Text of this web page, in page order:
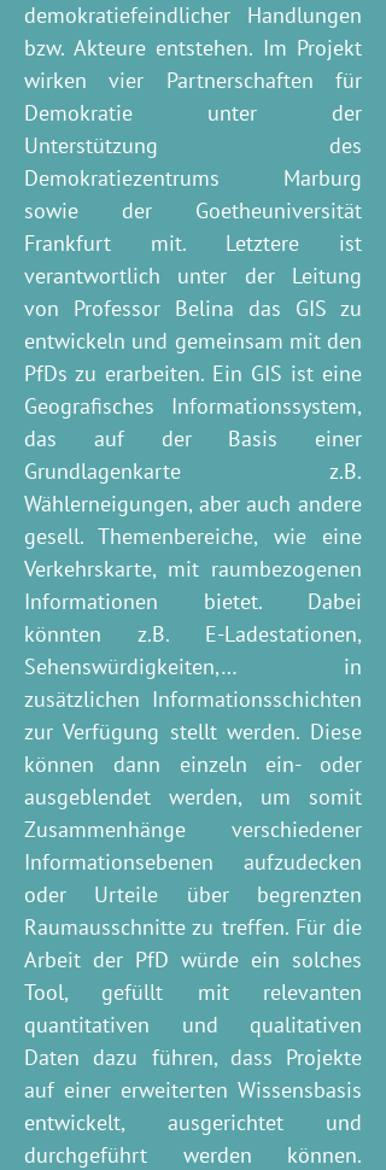
demokratiefeindlicher Handlungen
bzw. Akteure entstehen. Im Projekt
wirken vier Partnerschaften für
Demokratie unter der
Unterstützung des
Demokratiezentrums Marburg
sowie der Goetheuniversität
Frankfurt mit. Letztere ist
verantwortlich unter der Leitung
von Professor Belina das GIS zu
entwickeln und gemeinsam mit den
PfDs zu erarbeiten. Ein GIS ist eine
Geografisches Informationssystem,
das auf der Basis einer
Grundlagenkarte z.B.
Wählerneigungen, aber auch andere
gesell. Themenbereiche, wie eine
Verkehrskarte, mit raumbezogenen
Informationen bietet. Dabei
könnten z.B. E-Ladestationen,
Sehenswürdigkeiten,… in
zusätzlichen Informationsschichten
zur Verfügung stellt werden. Diese
können dann einzeln ein- oder
ausgeblendet werden, um somit
Zusammenhänge verschiedener
Informationsebenen aufzudecken
oder Urteile über begrenzten
Raumausschnitte zu treffen. Für die
Arbeit der PfD würde ein solches
Tool, gefüllt mit relevanten
quantitativen und qualitativen
Daten dazu führen, dass Projekte
auf einer erweiterten Wissensbasis
entwickelt, ausgerichtet und
durchgeführt werden können.